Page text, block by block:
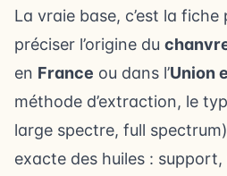
La vraie base, c’est la
préciser l’origine du
en France ou dans l’Union
méthode d’extraction, le
large spectre, full
exacte des huiles :